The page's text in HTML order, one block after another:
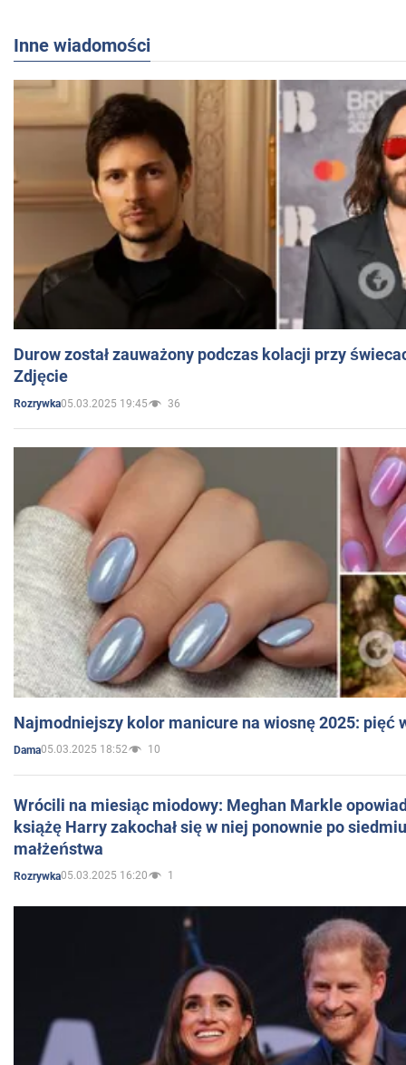
Inne wiadomości
Durow został zauważony podczas kolacji przy
Zdjęcie
Rozrywka05.03.2025 19:45 36
Najmodniejszy kolor manicure na wiosnę 2025: pięć
Dama05.03.2025 18:52 10
Wrócili na miesiąc miodowy: Meghan Markle
książę Harry zakochał się w niej ponownie po
małżeństwa
Rozrywka05.03.2025 16:20 1